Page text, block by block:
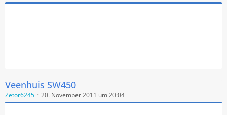
Veenhuis SW450
Zetor6245 20. November 2011 um 20:04